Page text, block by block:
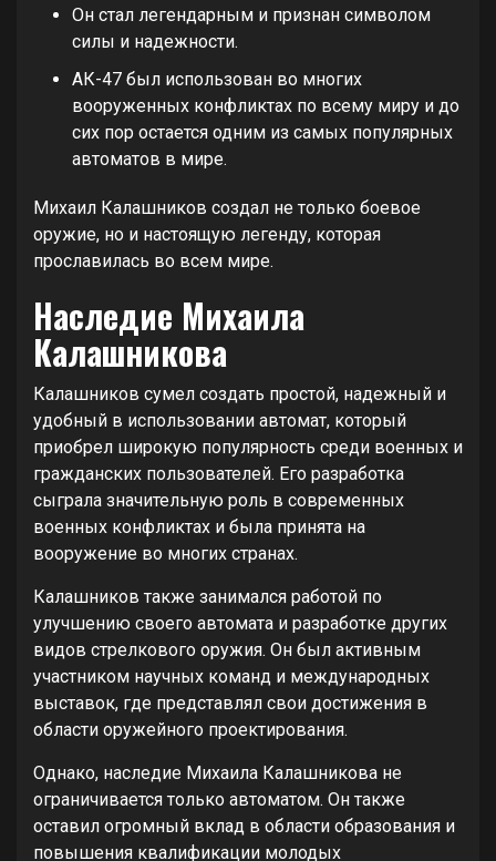
Он стал легендарным и признан символом
силы и надежности.
АК-47 был использован во многих
вооруженных конфликтах по всему миру и до
сих пор остается одним из самых популярных
автоматов в мире.
Михаил Калашников создал не только боевое
оружие, но и настоящую легенду, которая
прославилась во всем мире.
Наследие Михаила
Калашникова
Калашников сумел создать простой, надежный и
удобный в использовании автомат, который
приобрел широкую популярность среди военных и
гражданских пользователей. Его разработка
сыграла значительную роль в современных
военных конфликтах и была принята на
вооружение во многих странах.
Калашников также занимался работой по
улучшению своего автомата и разработке других
видов стрелкового оружия. Он был активным
участником научных команд и международных
выставок, где представлял свои достижения в
области оружейного проектирования.
Однако, наследие Михаила Калашникова не
ограничивается только автоматом. Он также
оставил огромный вклад в области образования и
повышения квалификации молодых